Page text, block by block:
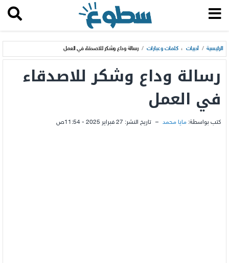
الرئيسية / أدبيات ، كلمات وعبارات / رسالة وداع وشكر للاصدقاء في العمل
رسالة وداع وشكر للاصدقاء
في العمل
كتب بواسطة: مايا محمد – تاريخ النشر: 27 فبراير 2025 - 11:54ص